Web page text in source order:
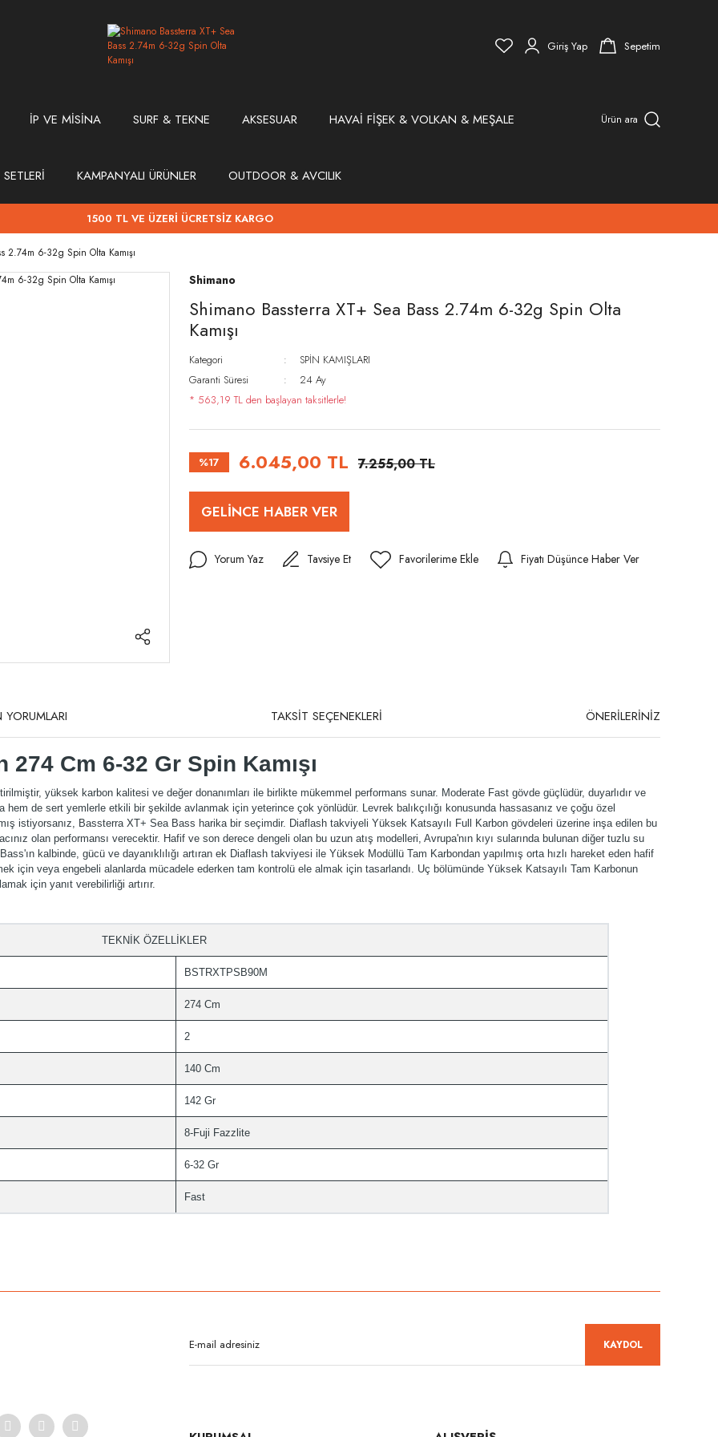
Giriş Yap Sepetim
İP VE MİSİNA SURF & TEKNE AKSESUAR HAVAİ FİŞEK & VOLKAN & MEŞALE
KAMPANYALI ÜRÜNLER OUTDOOR & AVCILIK
Ürün ara
1500 TL VE ÜZERİ ÜCRETSİZ KARGO
2.74m 6-32g Spin Olta Kamışı
Shimano
Shimano Bassterra XT+ Sea Bass 2.74m 6-32g Spin Olta
Kamışı
Kategori
SPİN KAMIŞLARI
Garanti Süresi
24 Ay
* 563,19 TL den başlayan taksitlerle!
%17 6.045,00 TL 7.255,00 TL
GELİNCE HABER VER
Yorum Yaz Tavsiye Et Fiyatı Düşünce Haber Ver
YORUMLARI TAKSİT SEÇENEKLERİ ÖNERİLERİNİZ
Cm 6-32 Gr Spin Kamışı
yüksek karbon kalitesi ve değer donanımları ile birlikte mükemmel performans sunar. Moderate Fast gövde güçlüdür, duyarlıdır ve
de sert yemlerle etkili bir şekilde avlanmak için yeterince çok yönlüdür. Levrek balıkçılığı konusunda hassasanız ve çoğu özel
istiyorsanız, Bassterra XT+ Sea Bass harika bir seçimdir. Diaflash takviyeli Yüksek Katsayılı Full Karbon gövdeleri üzerine inşa edilen bu
olan performansı verecektir. Hafif ve son derece dengeli olan bu uzun atış modelleri, Avrupa'nın kıyı sularında bulunan diğer tuzlu su
kalbinde, gücü ve dayanıklılığı artıran ek Diaflash takviyesi ile Yüksek Modüllü Tam Karbondan yapılmış orta hızlı hareket eden hafif
için veya engebeli alanlarda mücadele ederken tam kontrolü ele almak için tasarlandı. Uç bölümünde Yüksek Katsayılı Tam Karbonun
için yanıt verebilirliği artırır.
TEKNİK ÖZELLİKLER
BSTRXTPSB90M
274 Cm
2
140 Cm
142 Gr
8-Fuji Fazzlite
6-32 Gr
Fast
KAYDOL